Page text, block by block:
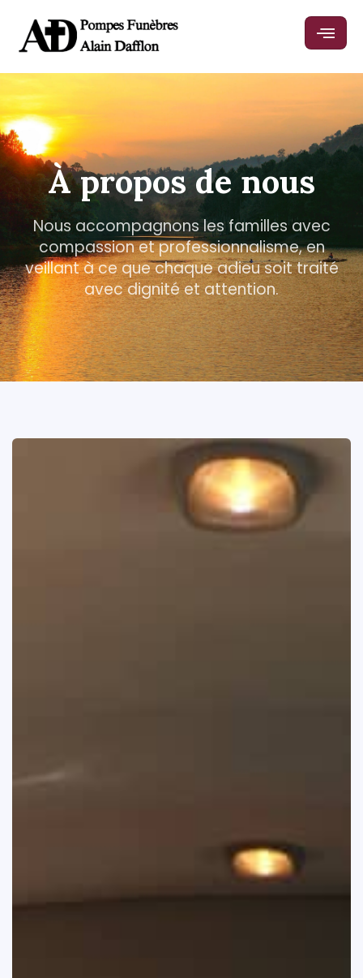
À propos de nous
Nous accompagnons les familles avec
compassion et professionnalisme, en
veillant à ce que chaque adieu soit traité
avec dignité et attention.